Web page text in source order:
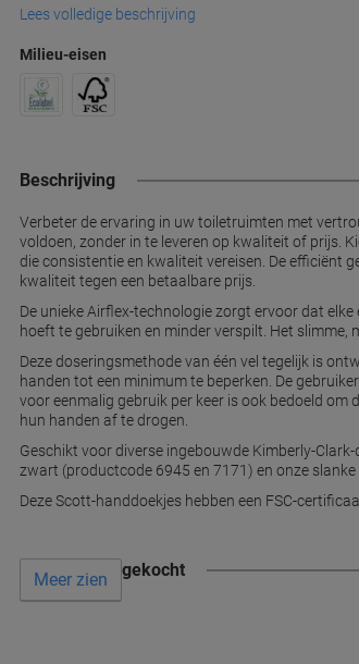
Lees volledige beschrijving
Milieu-eisen
Beschrijving
Verbeter de ervaring in uw toiletruimten met
voldoen, zonder in te leveren op kwaliteit of prijs.
die consistentie en kwaliteit vereisen. De efficiënt
kwaliteit tegen een betaalbare prijs.
De unieke Airflex-technologie zorgt ervoor dat
hoeft te gebruiken en minder verspilt. Het
Deze doseringsmethode van één vel tegelijk is
handen tot een minimum te beperken. De
voor eenmalig gebruik per keer is ook bedoeld
hun handen af te drogen.
Geschikt voor diverse ingebouwde Kimberly-
zwart (productcode 6945 en 7171) en onze
Deze Scott-handdoekjes hebben een FSC-
Vaak samen gekocht
Meer zien